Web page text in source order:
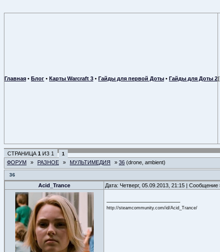
Главная • Блог • Карты Warcraft 3 • Гайды для первой Доты • Гайды для Доты 2
СТРАНИЦА 1 ИЗ 1 1
ФОРУМ » РАЗНОЕ » МУЛЬТИМЕДИЯ » 36 (drone, ambient)
36
Acid_Trance Дата: Четверг, 05.09.2013, 21:15 |
http://steamcommunity.com/id/Acid_Trance/